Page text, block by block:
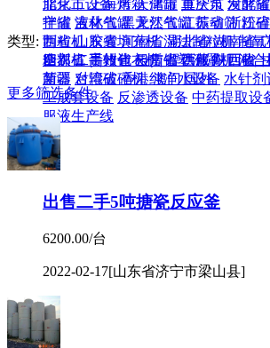
脂化工设备 烤箱 储罐 真空泵 发酵罐
拌罐 液化气罐 天然气罐 振动筛 粉
制粒机 胶囊填充机 湿法制粒机 制氧
糖衣机 高效包衣机 铝塑泡罩机 混合
菌器 对辊破碎机 纯净水设备 水针剂
工成套设备 反渗透设备 中药提取设
服液生产线
北京市 上海市 天津市 重庆市 河北省
宁省 吉林省 黑龙江省 江苏省 浙江省
西省 山东省 河南省 湖北省 湖南省
四川省 贵州省 云南省 西藏 陕西省
新疆 台湾省 香港 澳门 国外
类型:
全部 二手转让 租赁 提供服务 回收
更多筛选条件
出售二手5吨搪瓷反应釜
6200.00/台
2022-02-17[山东省济宁市梁山县]